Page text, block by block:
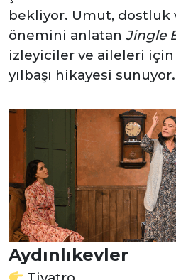
bekliyor. Umut, dostluk
önemini anlatan Jingle
izleyiciler ve aileleri
yılbaşı hikayesi sunuyor.
Aydınlıkevler